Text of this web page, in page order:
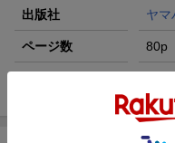
進呈
条件達成で楽天限定・
が当たる
出版社 ヤマ
ページ数 80p